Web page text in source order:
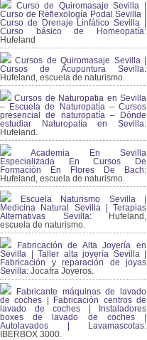
Curso de Quiromasaje Sevilla |
Curso de Reflexología Podal Sevilla |
Curso de Drenaje Linfático Sevilla |
Curso básico de Homeopatía:
Hufeland
Cursos de Quiromasaje Sevilla |
Cursos de Acupuntura Sevilla:
Hufeland, escuela de naturismo.
Cursos de Naturopatia en Sevilla
– Escuela de Naturopatía – Cursos
presencial de naturopatía – Dónde
estudiar Naturopatía en Sevilla:
Hufeland.
Academia En Sevilla
Especializada En Cursos De
Formación En Flores De Bach:
Hufeland, escuela de naturismo.
Escuela Naturismo Sevilla |
Medicina Natural Sevilla | Terapias
Alternativas Sevilla: Hufeland,
escuela de naturismo.
Fabricación de Alta Joyería en
Sevilla | Taller alta joyería Sevilla |
Fabricación y reparación de joyas
Sevilla: Jocafra Joyeros.
Fabricante máquinas de lavado
de coches | Fabricación centros de
lavado de coches | Instaladores
boxes de lavado de coches |
Autolavados | Lavamascotas:
IBERBOX 3000.